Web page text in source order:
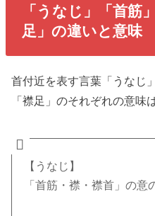
「うなじ」「首筋
足」の違いと意味
首付近を表す言葉「うなじ
「襟足」のそれぞれの意味
【うなじ】
「首筋・襟・襟首」の意